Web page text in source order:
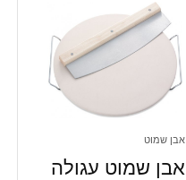
אבן שמוט
אבן שמוט עגולה